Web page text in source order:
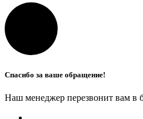
Спасибо за ваше обращение!
Наш менеджер перезвонит вам в